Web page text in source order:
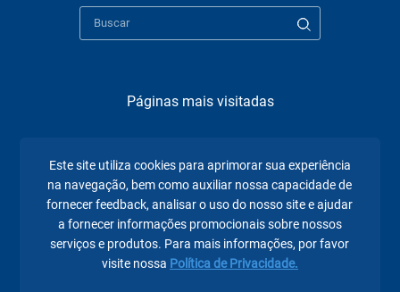
Páginas mais visitadas
Sindicatos
Institucional
Atuação
Este site utiliza cookies para aprimorar sua experiência
na navegação, bem como auxiliar nossa capacidade de
fornecer feedback, analisar o uso do nosso site e ajudar
a fornecer informações promocionais sobre nossos
serviços e produtos. Para mais informações, por favor
visite nossa Política de Privacidade.